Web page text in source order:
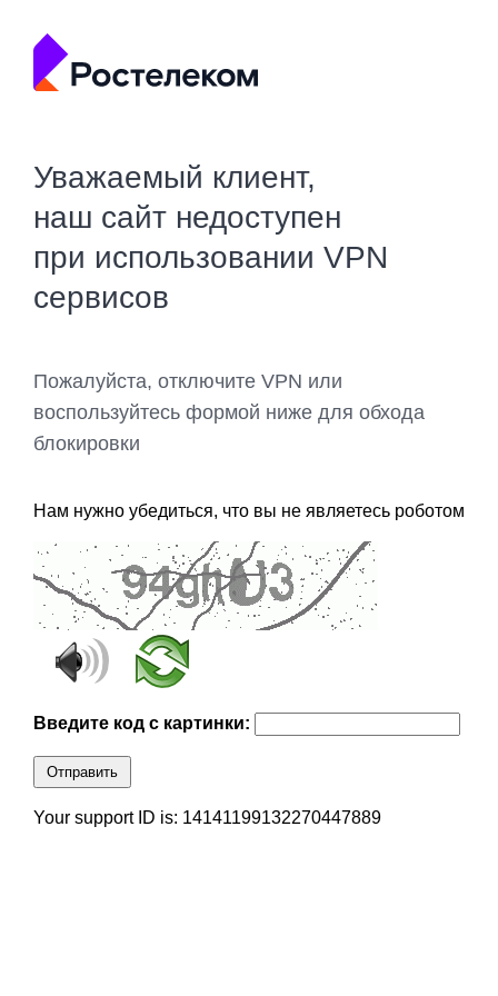
Уважаемый клиент,
наш сайт недоступен
при использовании VPN
сервисов
Пожалуйста, отключите VPN или
воспользуйтесь формой ниже для обхода
блокировки
Нам нужно убедиться, что вы не являетесь роботом
Введите код с картинки:
Отправить
Your support ID is: 14141199132270447889